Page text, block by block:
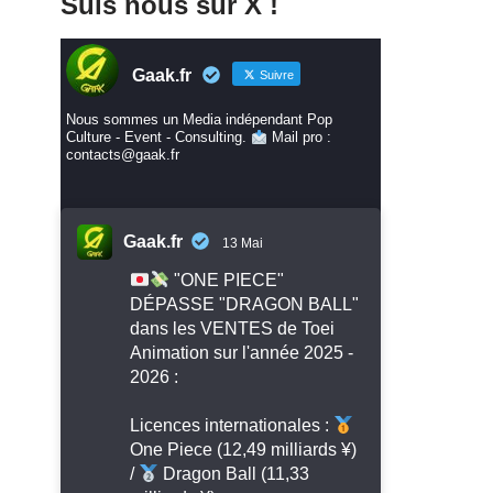
Gaak.fr Suivre
Nous sommes un Media indépendant Pop
Culture - Event - Consulting.
Mail pro :
contacts@gaak.fr
Gaak.fr 13 Mai
"ONE PIECE"
DÉPASSE "DRAGON BALL"
dans les VENTES de Toei
Animation sur l'année 2025 -
2026 :
Licences internationales :
One Piece (12,49 milliards ¥)
/
Dragon Ball (11,33